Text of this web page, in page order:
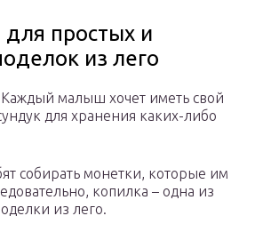
простых и
из лего
малыш хочет иметь свой
для хранения каких-либо
собирать монетки, которые им
копилка – одна из
из лего.